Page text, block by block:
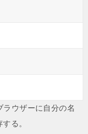
ラウザーに自分の名
る。